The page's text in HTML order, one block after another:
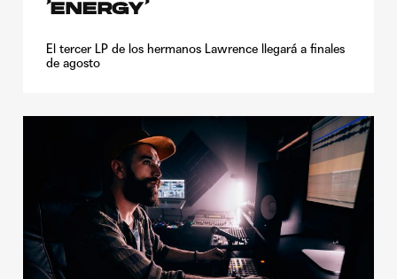
‘ENERGY’
El tercer LP de los hermanos Lawrence llegará a finales
de agosto